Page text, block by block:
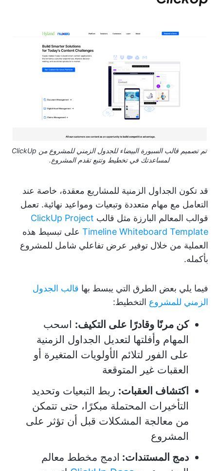
تم تصميم قالب السبورة البيضاء للجدول الزمني للمشروع من ClickUp
لمساعدتك في تخطيط وتتبع تقدم المشروع.
قد تكون الجداول الزمنية للمشاريع معقدة، خاصة عند
التعامل مع مهام متعددة وتبعيات ومواعيد نهائية. تعمل
قوالب المعالم البارزة مثل قالب ClickUp Project
Timeline Whiteboard Template على تبسيط هذه
العملية من خلال توفير عرض تفاعلي شامل للمشروع
بأكمله.
فيما يلي بعض الطرق التي يبسط بها قالب الجدول
الزمني للمشروع التخطيط:
كن مرنًا وقادرًا على التكيف: اسحب
المهام وأفلتها لتعديل الجداول الزمنية
على الفور لتلائم الأولويات المتغيرة أو
العقبات غير المتوقعة
اكتشاف العقبات: ربط التبعيات وتحديد
التأخيرات المحتملة مبكرًا، حتى تتمكن
من معالجة المشكلات قبل أن تؤثر على
المشروع
دمج المستندات: ادمج مخطط معالم